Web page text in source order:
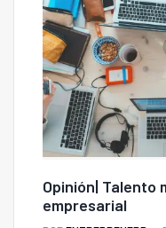
Opinión| Talento
empresarial